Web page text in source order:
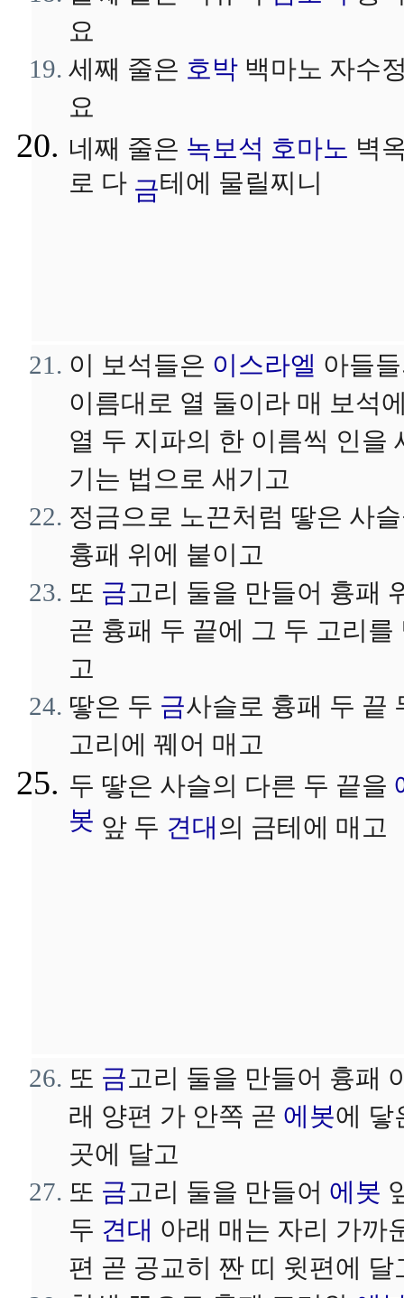
요
세째 줄은 호박 백마노 자수
요
네째 줄은 녹보석 호마노 벽
로 다 금테에 물릴찌니
이 보석들은 이스라엘 아들
이름대로 열 둘이라 매 보석
열 두 지파의 한 이름씩 인을
기는 법으로 새기고
정금으로 노끈처럼 땋은 사
흉패 위에 붙이고
또 금고리 둘을 만들어 흉패
곧 흉패 두 끝에 그 두 고리를
고
땋은 두 금사슬로 흉패 두 끝
고리에 꿰어 매고
두 땋은 사슬의 다른 두 끝을
봇 앞 두 견대의 금테에 매고
또 금고리 둘을 만들어 흉패
래 양편 가 안쪽 곧 에봇에 닿
곳에 달고
또 금고리 둘을 만들어 에봇
두 견대 아래 매는 자리 가까
편 곧 공교히 짠 띠 윗편에 달